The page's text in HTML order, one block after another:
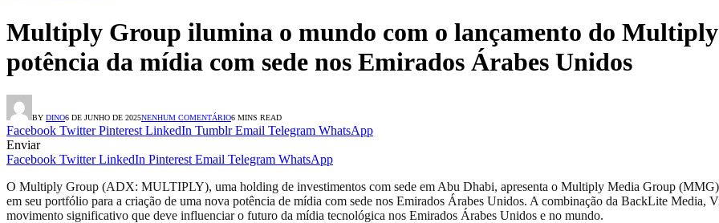
Multiply Group ilumina o mundo com o lançamento do
potência da mídia com sede nos Emirados Árabes Unidos
BY DINO6 DE JUNHO DE 2025NENHUM COMENTÁRIO6 MINS READ
Facebook Twitter Pinterest LinkedIn Tumblr Email Telegram WhatsApp
Enviar
Facebook Twitter LinkedIn Pinterest Email Telegram WhatsApp
O Multiply Group (ADX: MULTIPLY), uma holding de investimentos com sede em Abu Dhabi, apresenta o Multiply Media Group (MMG),
em seu portfólio para a criação de uma nova potência de mídia com sede nos Emirados Árabes Unidos. A combinação da BackLite
movimento significativo que deve influenciar o futuro da mídia tecnológica nos Emirados Árabes Unidos e no mundo.